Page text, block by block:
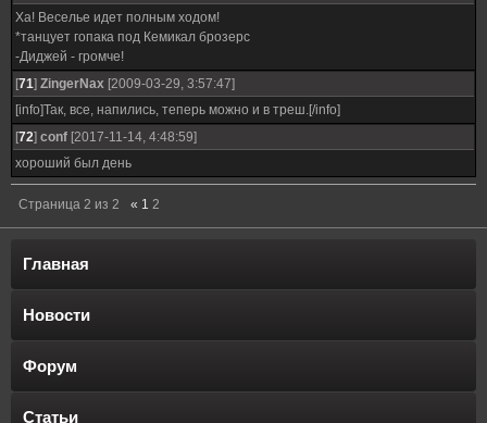
Ха! Веселье идет полным ходом!
*танцует гопака под Кемикал брозерс
-Диджей - громче!
[71] ZingerNax [2009-03-29, 3:57:47]
[info]Так, все, напились, теперь можно и в треш.[/info]
[72] conf [2017-11-14, 4:48:59]
хороший был день
Страница 2 из 2 « 1 2
Главная
Новости
Форум
Статьи